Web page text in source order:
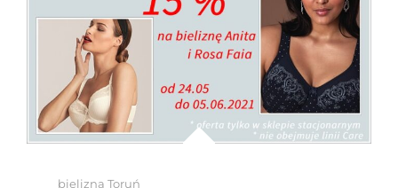
Categories
bielizna Toruń